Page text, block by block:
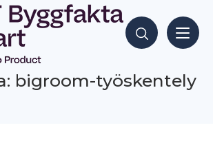
Hae sisältöjä
bigroom-työskentely